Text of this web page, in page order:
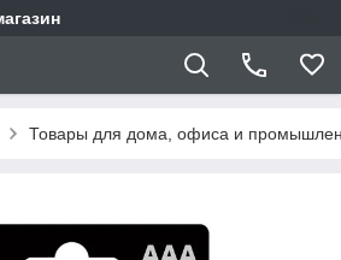
Товары для дома, офиса и